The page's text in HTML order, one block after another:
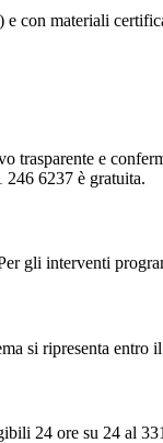
con materiali
trasparente e
6237 è gratuita.
gli interventi
si ripresenta
24 ore su 24 al